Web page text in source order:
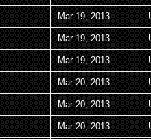
Mar 19, 2013
Mar 19, 2013
Mar 19, 2013
Mar 20, 2013
Mar 20, 2013
Mar 20, 2013